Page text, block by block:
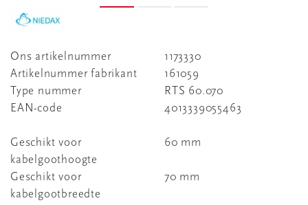
Ons artikelnummer
1173330
Artikelnummer fabrikant
161059
Type nummer
RTS 60.070
EAN-code
4013339055463
Geschikt voor
kabelgoothoogte
60 mm
Geschikt voor
kabelgootbreedte
70 mm